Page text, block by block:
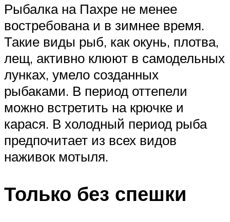
Рыбалка на Пахре не менее
востребована и в зимнее время.
Такие виды рыб, как окунь, плотва,
лещ, активно клюют в самодельных
лунках, умело созданных
рыбаками. В период оттепели
можно встретить на крючке и
карася. В холодный период рыба
предпочитает из всех видов
наживок мотыля.
Только без спешки